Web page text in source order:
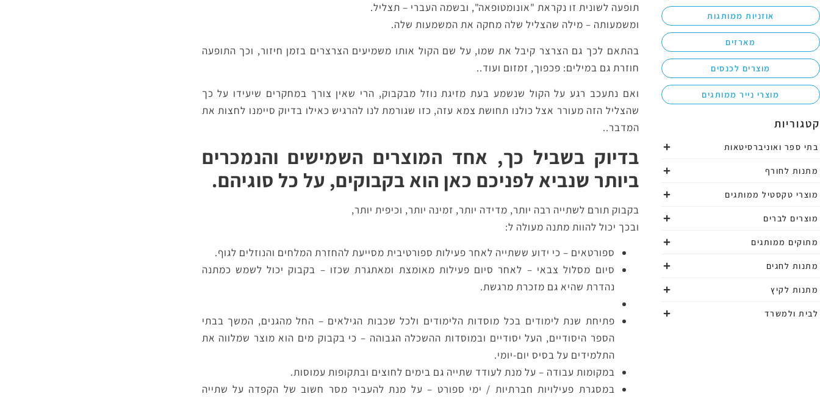
אוזניות ממותגות
מארזים
מוצרים לכנסים
מוצרי נייר ממותגים
קטגוריות
בתי ספר ואוניברסיטאות
מתנות לחורף
מוצרי טקסטיל ממותגים
מוצרים לברים
מתוקים ממותגים
מתנות לחגים
מתנות לקיץ
לבית ולמשרד
תופעה לשונית זו נקראת "אונומטופאה", ובשמה העברי – תצליל.
ומשמעותה – מילה שהצליל שלה מחקה את המשמעות שלה.
בהתאם לכך גם הצרצר קיבל את שמו, על שם הקול אותו משמיעים הצרצרים בזמן חיזור, וכך התופעה
חוזרת גם במילים: פכפוך, זמזום ועוד..
ואם נתעכב רגע על הקול שנשמע בעת מזיגת נוזל מבקבוק, הרי שאין צורך במחקרים שיעידו על כך
שהצליל הזה מעורר אצל כולנו תחושת צמא עזה, כזו שגורמת לנו להרגיש כאילו בדיוק סיימנו לחצות את
המדבר..
בדיוק בשביל כך, אחד המוצרים השמישים והנמכרים
ביותר שנביא לפניכם כאן הוא בקבוקים, על כל סוגיהם.
בקבוק תורם לשתייה רבה יותר, מדידה יותר, זמינה יותר, וכיפית יותר,
ובכך יכול להוות מתנה מעולה ל:
ספורטאים – כי ידוע ששתייה לאחר פעילות ספורטיבית מסייעת להחזרת המלחים והנוזלים לגוף.
סיום מסלול צבאי – לאחר סיום פעילות מאומצת ומאתגרת שכזו – בקבוק יכול לשמש כמתנה
נהדרת שהיא גם מזכרת מרגשת.
פתיחת שנת לימודים בכל מוסדות הלימודים ולכל שכבות הגילאים – החל מהגנים, המשך בבתי
הספר היסודיים, העל יסודיים ובמוסדות ההשכלה הגבוהה – כי בקבוק מים הוא מוצר שמלווה את
התלמידים על בסיס יום-יומי.
במקומות עבודה – על מנת לעודד שתייה גם בימים לחוצים ובתקופות עמוסות.
במסגרת פעילויות חברתיות / ימי ספורט – על מנת להעביר מסר חשוב של הקפדה על שתייה